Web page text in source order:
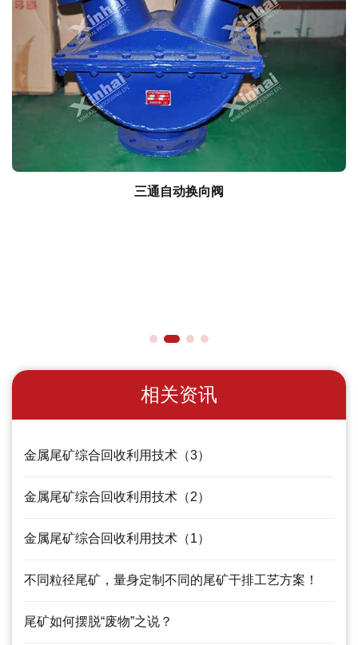
三通自动换向阀
相关资讯
金属尾矿综合回收利用技术（3）
金属尾矿综合回收利用技术（2）
金属尾矿综合回收利用技术（1）
不同粒径尾矿，量身定制不同的尾矿干排工艺方案！
尾矿如何摆脱“废物”之说？